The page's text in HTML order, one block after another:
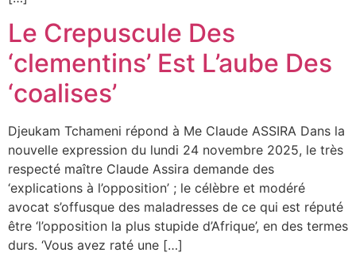
Le Crepuscule Des
‘clementins’ Est L’aube Des
‘coalises’
Djeukam Tchameni répond à Me Claude ASSIRA Dans la
nouvelle expression du lundi 24 novembre 2025, le très
respecté maître Claude Assira demande des
‘explications à l’opposition’ ; le célèbre et modéré
avocat s’offusque des maladresses de ce qui est réputé
être ‘l’opposition la plus stupide d’Afrique’, en des termes
durs. ‘Vous avez raté une […]